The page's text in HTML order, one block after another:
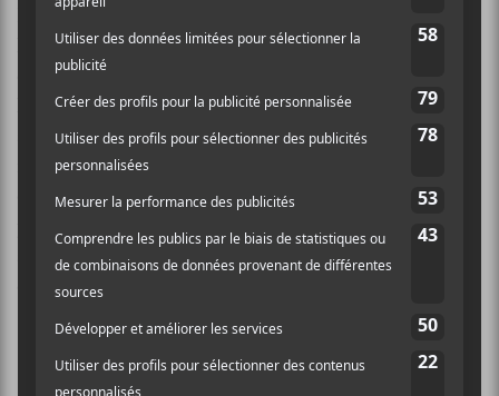
Bon on va mettre une chose au clair : on est très
heureux de présenter un duo deMarie-Pierre Arthur
et Joe Grass au Cabaret de la dernière chance pour
lancer les célébrations des 10 ans du Canal Auditif. Ce
sera une année un peu folle et leFMEest l’endroit
idéal pour commencer le party. Marie-Pierre Arthur
offrira aussi son concert en clôture de festival en
plateau double avec Louis-Jean Cormier
septembre. C’est àVoivodque reviendra la tâche de
clore la soirée métal.
Le Canada à l’honneur